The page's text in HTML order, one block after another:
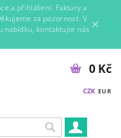
a přihlášení. Faktury a
za pozornost. V
nabídku, kontaktujte nás
CZK EUR
0 Kč